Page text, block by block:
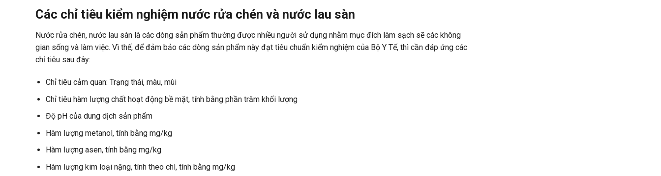
Các chỉ tiêu kiểm nghiệm nước rửa chén và nước lau sàn
Nước rửa chén, nước lau sàn là các dòng sản phẩm thường được nhiều người sử dụng nhằm mục đích làm sạch sẽ các không
gian sống và làm việc. Vì thế, để đảm bảo các dòng sản phẩm này đạt tiêu chuẩn kiểm nghiệm của Bộ Y Tế, thì cần đáp ứng các
chỉ tiêu sau đây:
Chỉ tiêu cảm quan: Trạng thái, màu, mùi
Chỉ tiêu hàm lượng chất hoạt động bề mặt, tính bằng phần trăm khối lượng
Độ pH của dung dịch sản phẩm
Hàm lượng metanol, tính bằng mg/kg
Hàm lượng asen, tính bằng mg/kg
Hàm lượng kim loại nặng, tính theo chì, tính bằng mg/kg